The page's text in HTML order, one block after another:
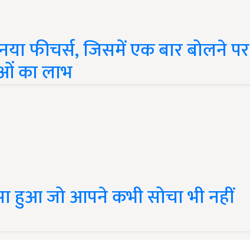
फीचर्स, जिसमें एक बार बोलने पर
का लाभ
हुआ जो आपने कभी सोचा भी नहीं